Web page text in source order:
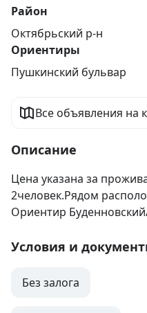
Район
Октябрьский р-н
Ориентиры
Пушкинский бульвар
Все объявления на
Описание
Цена указана за
2человек.Рядом
Ориентир
Условия и
Без залога